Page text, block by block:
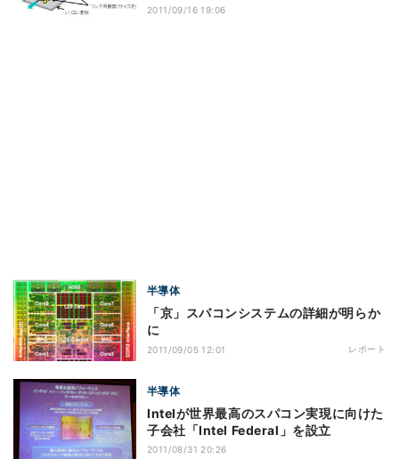
2011/09/16 19:06
半導体
「京」スパコンシステムの詳細が明らか
に
2011/09/05 12:01 レポート
半導体
Intelが世界最高のスパコン実現に向けた
子会社「Intel Federal」を設立
2011/08/31 20:26